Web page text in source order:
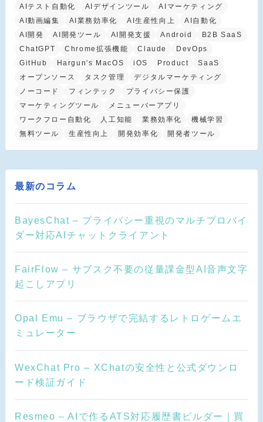
AIテスト自動化
AIデザインツール
AIマーケティング
AI動画編集
AI業務効率化 AI生産性向上
AI自動化
AI開発
AI開発ツール AI開発支援 Android
B2B SaaS
ChatGPT
Chrome拡張機能 Claude
DevOps
GitHub
Hargun's MacOS iOS Product
SaaS
オープンソース
タスク管理
デジタルマーケティング
ノーコード
フィンテック
プライバシー保護
マーケティングツール
メニューバーアプリ
ワークフロー自動化
人工知能 業務効率化
機械学習
無料ツール
生産性向上 開発効率化 開発者ツール
最新のコラム
BayesChat – プライバシー重視のマルチプロバイ
ダー対応AIチャットクライアント
FairFlow – サブスク不要の従量課金型AI音声文字
起こしアプリ
Opal Emu – ブラウザで完結するレトロゲームエ
ミュレーター
WexChat Pro – XChatの安全性と公式ダウンロ
ード検証ガイド
Resmeo – AIで作るATS対応履歴書ビルダー｜買